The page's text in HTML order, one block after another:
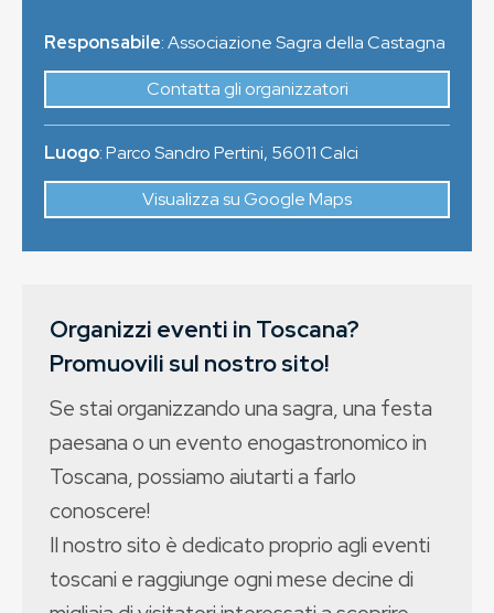
Responsabile: Associazione Sagra della Castagna
Contatta gli organizzatori
Luogo:Parco Sandro Pertini, 56011Calci
Visualizza su Google Maps
Organizzi eventi in Toscana?
Promuovili sul nostro sito!
Se stai organizzando una sagra, una festa
paesana o un evento enogastronomico in
Toscana, possiamo aiutarti a farlo
conoscere!
Il nostro sito è dedicato proprio agli eventi
toscani e raggiunge ogni mese decine di